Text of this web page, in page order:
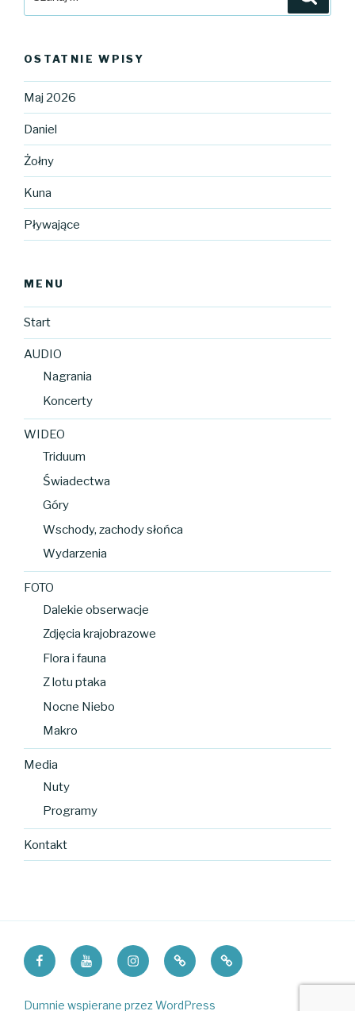
OSTATNIE WPISY
Maj 2026
Daniel
Żołny
Kuna
Pływające
MENU
Start
AUDIO
Nagrania
Koncerty
WIDEO
Triduum
Świadectwa
Góry
Wschody, zachody słońca
Wydarzenia
FOTO
Dalekie obserwacje
Zdjęcia krajobrazowe
Flora i fauna
Z lotu ptaka
Nocne Niebo
Makro
Media
Nuty
Programy
Kontakt
FacebookYoutubeInstagramSmolnikBieliki
Dumnie wspierane przez WordPress